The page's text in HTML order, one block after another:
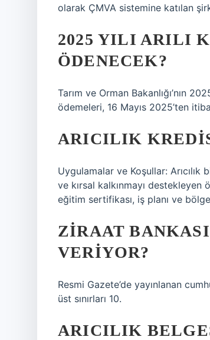
olarak ÇMVA sistemine katılan
2025 YILI ARILI
ÖDENECEK?
Tarım ve Orman Bakanlığı’nın
ödemeleri, 16 Mayıs 2025’ten
ARICILIK
Uygulamalar ve Koşullar: Arıcılık
ve kırsal kalkınmayı destekleyen
eğitim sertifikası, iş planı ve
ZIRAAT
VERIYOR?
Resmi Gazete’de yayınlanan
üst sınırları 10.
ARICILIK